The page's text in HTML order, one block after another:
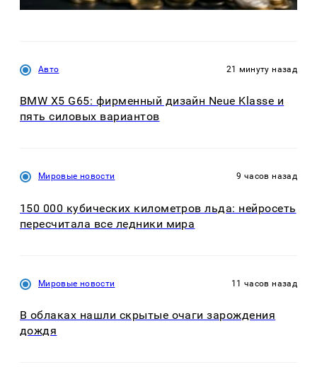
Авто 21 минуту назад
BMW X5 G65: фирменный дизайн Neue Klasse и
пять силовых вариантов
Мировые новости 9 часов назад
150 000 кубических километров льда: нейросеть
пересчитала все ледники мира
Мировые новости 11 часов назад
В облаках нашли скрытые очаги зарождения
дождя